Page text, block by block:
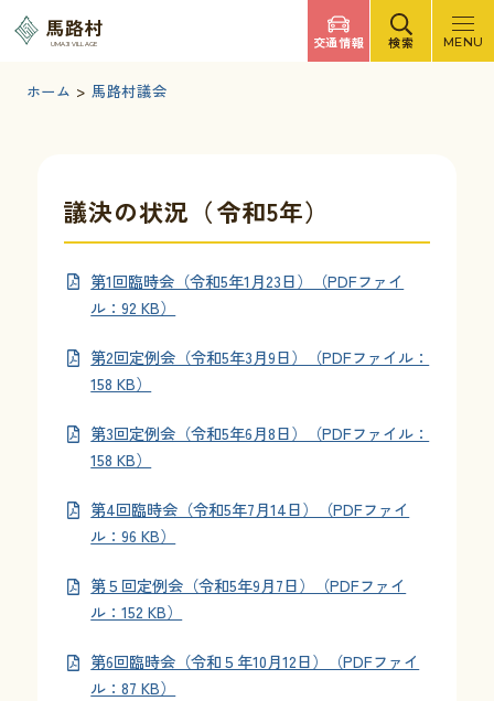
馬路村
UMAJI VILLAGE 交通情報 検索 MENU
ホーム > 馬路村議会
議決の状況（令和5年）
第1回臨時会（令和5年1月23日）（PDFファイ
ル：92 KB）
第2回定例会（令和5年3月9日）（PDFファイル：
158 KB）
第3回定例会（令和5年6月8日）（PDFファイル：
158 KB）
第4回臨時会（令和5年7月14日）（PDFファイ
ル：96 KB）
第５回定例会（令和5年9月7日）（PDFファイ
ル：152 KB）
第6回臨時会（令和５年10月12日）（PDFファイ
ル：87 KB）
くらしの情報
観光・イベント
移住・定住
採用情報
交通情報
文字サイズ